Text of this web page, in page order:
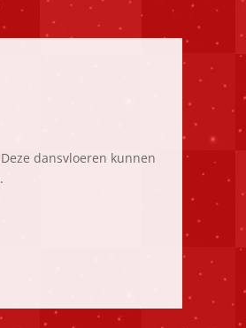
dansvloeren kunnen